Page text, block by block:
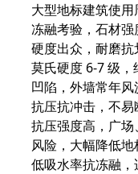
大型地标建筑使
冻融考验，石材
硬度出众，耐磨抗
莫氏硬度 6-7 级
凹陷，外墙常年
抗压抗冲击，不易
抗压强度高，广
风险，大幅降低
低吸水率抗冻融